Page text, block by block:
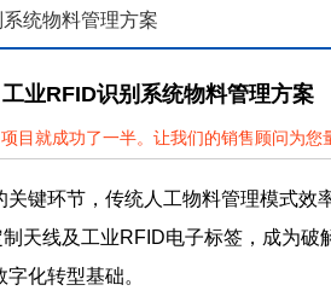
统物料管理方案
工业RFID识别系统物料管理方案
目就成功了一半。让我们的销售顾问为您
键环节，传统人工物料管理模式效
天线及工业RFID电子标签，成为破
化转型基础。